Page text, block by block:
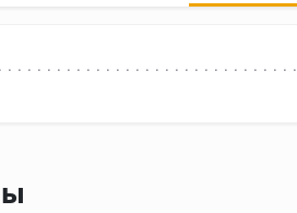
вы не платите за пользование